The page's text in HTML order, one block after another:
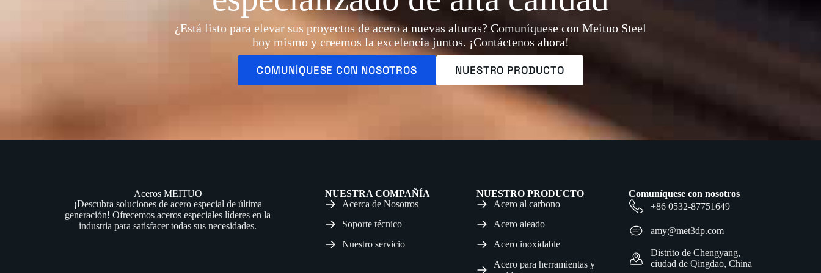
¿Está listo para elevar sus proyectos de acero a nuevas alturas? Comuníquese con Meituo Steel
hoy mismo y creemos la excelencia juntos. ¡Contáctenos ahora!
COMUNÍQUESE CON NOSOTROS NUESTRO PRODUCTO
Aceros MEITUO
¡Descubra soluciones de acero especial de última
generación! Ofrecemos aceros especiales líderes en la
industria para satisfacer todas sus necesidades.
NUESTRA COMPAÑÍA
Acerca de Nosotros
Soporte técnico
Nuestro servicio
NUESTRO PRODUCTO
Acero al carbono
Acero aleado
Acero inoxidable
Acero para herramientas y
Comuníquese con nosotros
+86 0532-87751649
amy@met3dp.com
Distrito de Chengyang,
ciudad de Qingdao, China